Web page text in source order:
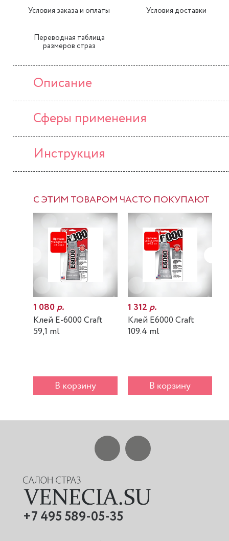
Условия заказа и оплаты Условия доставки
Переводная таблица
размеров страз
Описание
Сферы применения
Инструкция
С ЭТИМ ТОВАРОМ ЧАСТО ПОКУПАЮТ
1 080р.
Клей E-6000 Craft
59,1 ml
В корзину
1 312р.
Клей E6000 Craft
109.4 ml
В корзину
+7 495 589-05-35